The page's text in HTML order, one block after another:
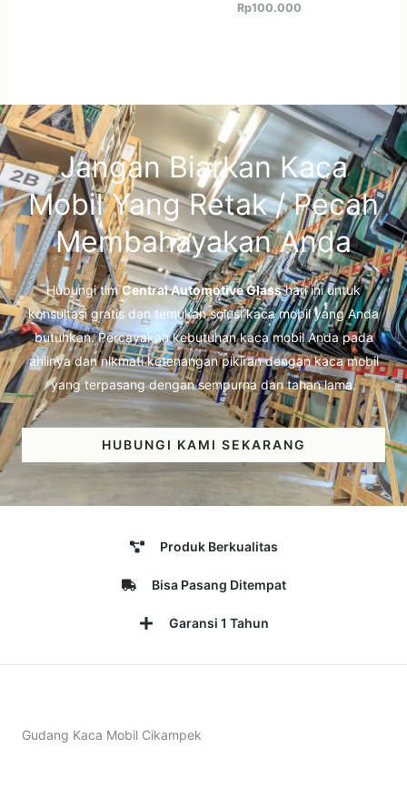
Rp100.000
Jangan Biarkan Kaca
Mobil Yang Retak / Pecah
Membahayakan Anda
Hubungi timCentral Automotive Glasshari ini untuk
konsultasi gratis dan temukan solusi kaca mobil yang Anda
butuhkan. Percayakan kebutuhan kaca mobil Anda pada
ahlinya dan nikmati ketenangan pikiran dengan kaca mobil
yang terpasang dengan sempurna dan tahan lama.
HUBUNGI KAMI SEKARANG
Produk Berkualitas
Bisa Pasang Ditempat
Garansi 1 Tahun
Gudang Kaca Mobil Cikampek